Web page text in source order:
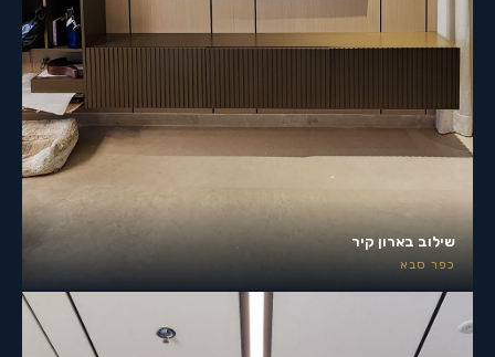
שילוב בארון קיר
כפר סבא